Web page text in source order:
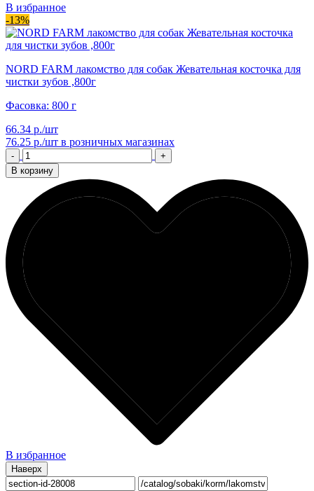
В избранное
-13%
NORD FARM лакомство для собак Жевательная косточка для
чистки зубов ,800г
Фасовка: 800 г
66.34 р./шт
76.25 р./шт в розничных магазинах
-
+
В корзину
В избранное
Наверх